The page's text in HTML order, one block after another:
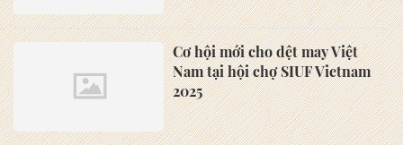
Cơ hội mới cho dệt may Việt
Nam tại hội chợ SIUF Vietnam
2025